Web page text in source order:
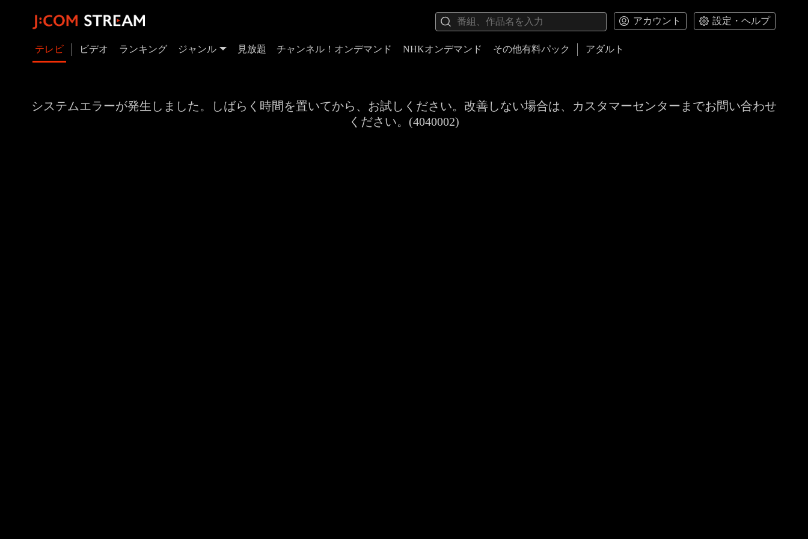
アカウント 設定・ヘルプ
テレビ ビデオ ランキング ジャンル 見放題 チャンネル！オンデマンド NHKオンデマンド その他有料パック アダルト
システムエラーが発生しました。しばらく時間を置いてから、お試しください。改善しない場合は、カスタマーセンターまでお問い合わせ
ください。(4040002)